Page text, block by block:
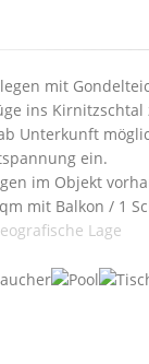
mit
ins Kirnitzschtal
Unterkunft
ein.
im Objekt
mit Balkon / 1
Lage